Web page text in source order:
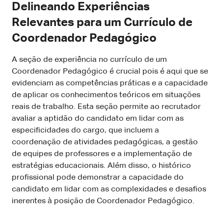
Delineando Experiências
Relevantes para um Currículo de
Coordenador Pedagógico
A seção de experiência no currículo de um
Coordenador Pedagógico é crucial pois é aqui que se
evidenciam as competências práticas e a capacidade
de aplicar os conhecimentos teóricos em situações
reais de trabalho. Esta seção permite ao recrutador
avaliar a aptidão do candidato em lidar com as
especificidades do cargo, que incluem a
coordenação de atividades pedagógicas, a gestão
de equipes de professores e a implementação de
estratégias educacionais. Além disso, o histórico
profissional pode demonstrar a capacidade do
candidato em lidar com as complexidades e desafios
inerentes à posição de Coordenador Pedagógico.